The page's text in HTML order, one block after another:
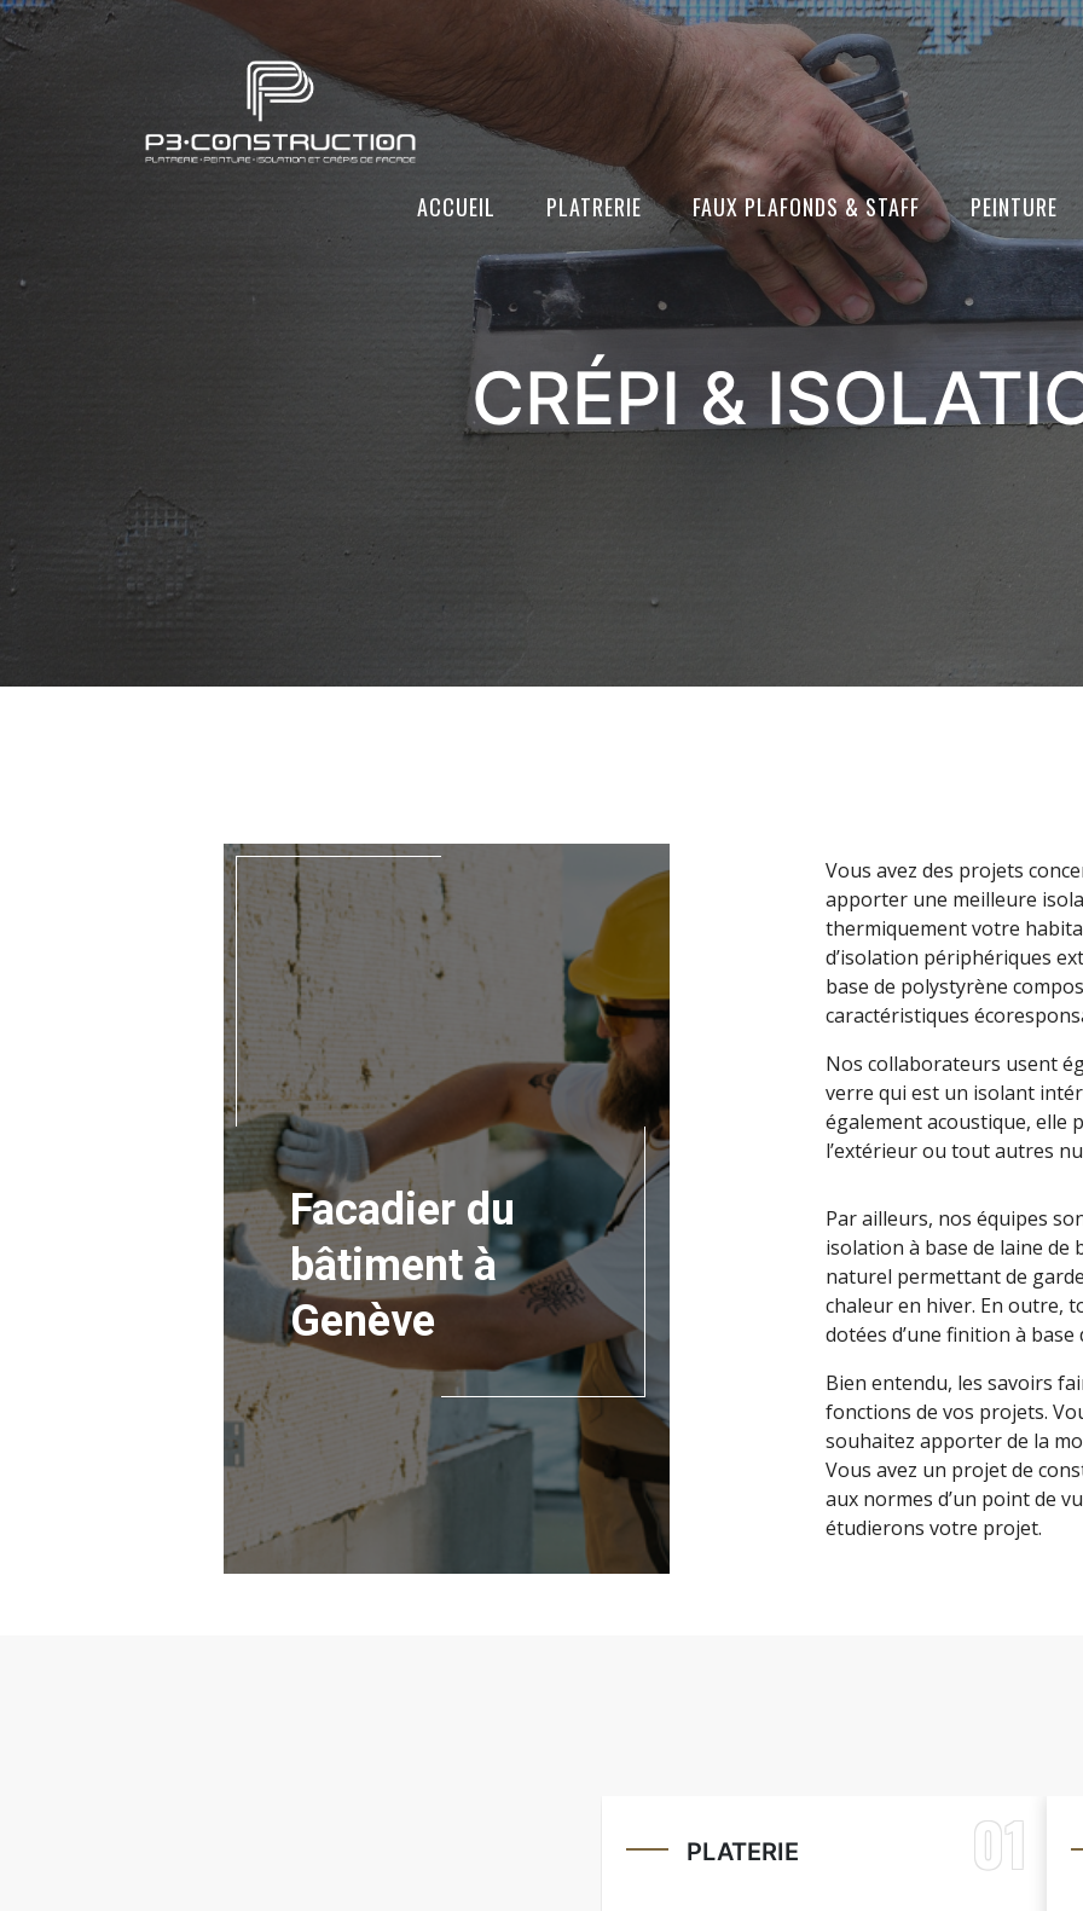
ACCUEIL PLATRERIE FAUX PLAFONDS & STAFF PEINTURE
CRÉPI &
Facadier du
bâtiment à
Genève
Vous avez des projets
apporter une meilleure
thermiquement votre
d’isolation périphériques
base de polystyrène
caractéristiques
Nos collaborateurs usent
verre qui est un isolant
également acoustique, elle
l’extérieur ou tout autres
Par ailleurs, nos équipes
isolation à base de laine
naturel permettant de
chaleur en hiver. En outre,
dotées d’une finition à base
Bien entendu, les savoirs
fonctions de vos projets.
souhaitez apporter de la
Vous avez un projet de
aux normes d’un point de
étudierons votre projet.
02
FAUX PLAFONDS